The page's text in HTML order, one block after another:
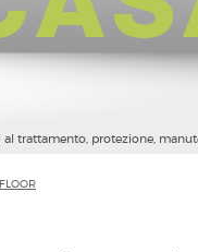
trattamento, protezione,